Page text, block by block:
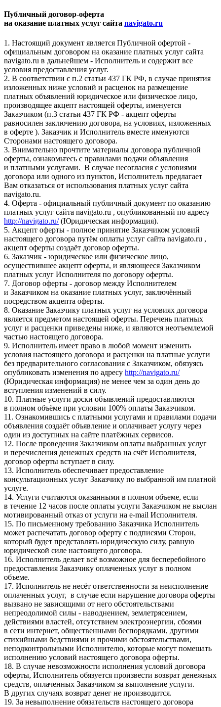
Публичный договор-оферта
на оказание платных услуг сайта navigato.ru
1. Настоящий документ является Публичной офертой -
официальным договором на оказание платных услуг сайта
navigato.ru в дальнейшем - Исполнитель и содержит все
условия предоставления услуг.
2. В соответствии с п.2 статьи 437 ГК РФ, в случае принятия
изложенных ниже условий и расценок на размещение
платных объявлений юридическое или физическое лицо,
производящее акцепт настоящей оферты, именуется
Заказчиком (п.3 статьи 437 ГК РФ - акцепт оферты
равносилен заключению договора, на условиях, изложенных
в оферте ). Заказчик и Исполнитель вместе именуются
Сторонами настоящего договора.
3. Внимательно прочтите материалы договора публичной
оферты, ознакомьтесь с правилами подачи объявления
и платными услугами. В случае несогласия с условиями
договора или одного из пунктов, Исполнитель предлагает
Вам отказаться от использования платных услуг сайта
navigato.ru.
4. Оферта - официальный публичный документ по оказанию
платных услуг сайта navigato.ru , опубликованный по адресу
http://navigato.ru/(Юридическая информация).
5. Акцепт оферты - полное принятие Заказчиком условий
настоящего договора путём оплаты услуг сайта navigato.ru ,
акцепт оферты создаёт договор оферты.
6. Заказчик - юридическое или физическое лицо,
осуществившее акцепт оферты, и являющееся Заказчиком
платных услуг Исполнителя по договору оферты.
7. Договор оферты - договор между Исполнителем
и Заказчиком на оказание платных услуг, заключённый
посредством акцепта оферты.
8. Оказание Заказчику платных услуг на условиях договора
является предметом настоящей оферты. Перечень платных
услуг и расценки приведены ниже, и являются неотъемлемой
частью настоящего договора.
9. Исполнитель имеет право в любой момент изменить
условия настоящего договора и расценки на платные услуги
без предварительного согласования с Заказчиком, обязуясь
опубликовать изменения по адресу http://navigato.ru/
(Юридическая информация) не менее чем за один день до
вступления изменений в силу.
10. Платные услуги доски объявлений предоставляются
в полном объёме при условии 100% оплаты Заказчиком.
11. Ознакомившись с платными услугами и правилами подачи
объявления создаёт объявление и оплачивает услугу через
один из доступных на сайте платёжных сервисов.
12. После проведения Заказчиком оплаты выбранных услуг
и перечисления денежных средств на счёт Исполнителя,
договор оферты вступает в силу.
13. Исполнитель обеспечивает предоставление
консультационных услуг Заказчику по выбранной им платной
услуге.
14. Услуги считаются оказанными в полном объеме, если
в течение 12 часов после оплаты услуги Заказчиком не выслан
мотивированный отказ от услуги на e-mail Исполнителя.
15. По письменному требованию Заказчика Исполнитель
может распечатать договор оферту с подписями Сторон,
который будет представлять юридическую силу, равную
юридической силе настоящего договора.
16. Исполнитель делает всё возможное для бесперебойного
предоставления Заказчику оплаченных услуг в полном
объеме.
17. Исполнитель не несёт ответственности за неисполнение
оплаченных услуг, в случае если нарушение договора оферты
вызвано не зависящими от него обстоятельствами
непреодолимой силы - наводнением, землетрясением,
действиями властей, отсутствием электроэнергии, сбоями
в сети интернет, общественными беспорядками, другими
стихийными бедствиями и прочими обстоятельствами,
неподконтрольными Исполнителю, которые могут помешать
исполнению условий настоящего договора оферты.
18. В случае невозможности исполнения условий договора
оферты, Исполнитель обязуется произвести возврат денежных
средств, оплаченных Заказчиком за выполнение услуги.
В других случаях возврат денег не производится.
19. За невыполнение обязательств настоящего договора